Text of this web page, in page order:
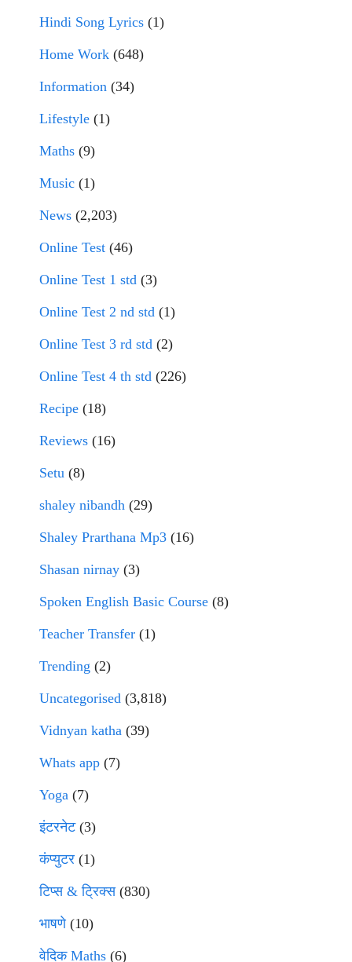
Hindi Song Lyrics (1)
Home Work (648)
Information (34)
Lifestyle (1)
Maths (9)
Music (1)
News (2,203)
Online Test (46)
Online Test 1 std (3)
Online Test 2 nd std (1)
Online Test 3 rd std (2)
Online Test 4 th std (226)
Recipe (18)
Reviews (16)
Setu (8)
shaley nibandh (29)
Shaley Prarthana Mp3 (16)
Shasan nirnay (3)
Spoken English Basic Course (8)
Teacher Transfer (1)
Trending (2)
Uncategorised (3,818)
Vidnyan katha (39)
Whats app (7)
Yoga (7)
इंटरनेट(3)
कंप्युटर (1)
टिप्स & ट्रिक्स(830)
भाषणे(10)
वेदिक Maths (6)